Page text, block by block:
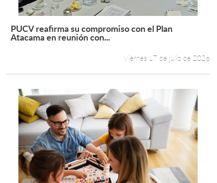
Leer más +
PUCV reafirma su compromiso con el Plan
Atacama en reunión con...
Viernes 17 de julio de 2026